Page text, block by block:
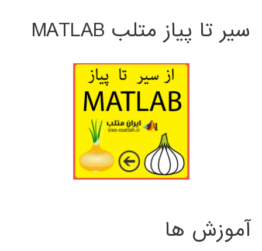
سیر تا پیاز متلب MATLAB
آموزش ها